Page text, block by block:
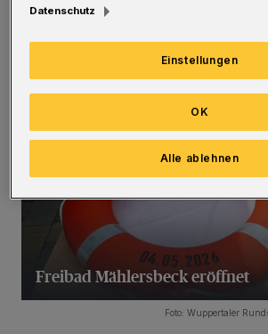
inzwischen bei uns noch
sind als Sonnentage.(Bilder)
Freibad Mählersbeck eröffnet
Foto: Wuppertaler
Datenschutz
Einstellungen
Alle ablehnen
OK